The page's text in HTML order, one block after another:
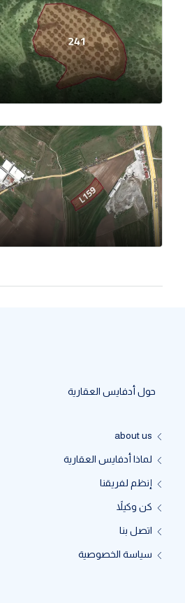
حول أدفايس العقارية
about us
لماذا أدفايس العقارية
إنظم لفريقنا
كن وكيلاً
اتصل بنا
سياسة الخصوصية